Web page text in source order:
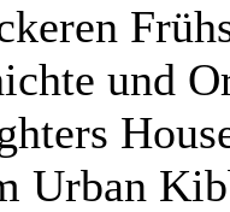
und
Urban